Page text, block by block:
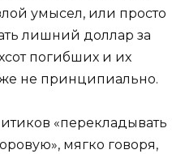
умысел, или просто
лишний доллар за
погибших и их
не принципиально.
«перекладывать
мягко говоря,